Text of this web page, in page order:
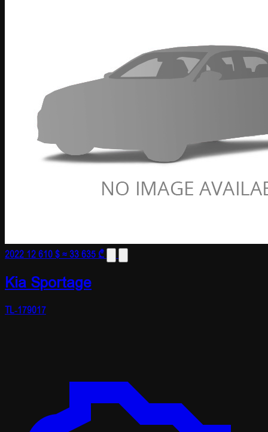
2022 12 610 $≈ 33 635 ₾
Kia Sportage
TL-179017